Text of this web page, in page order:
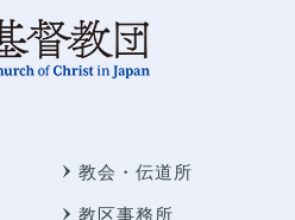
教会・伝道所
教区事務所